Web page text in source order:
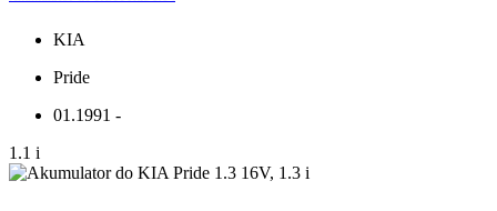
KIA
Pride
01.1991 -
1.1 i